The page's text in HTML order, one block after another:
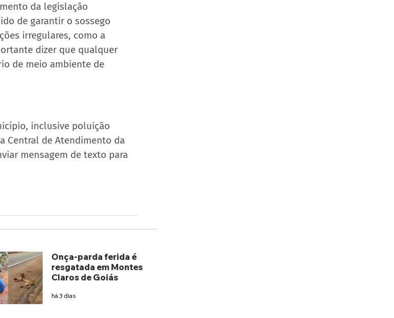
da legislação
de garantir o sossego
irregulares, como a
dizer que qualquer
de meio ambiente de
inclusive poluição
Central de Atendimento da
mensagem de texto para
Onça-parda ferida é
resgatada em Montes
Claros de Goiás
há 3 dias